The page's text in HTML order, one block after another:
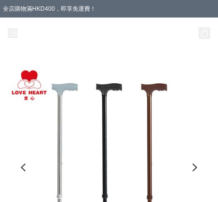
全店購物滿HKD400，即享免運費！